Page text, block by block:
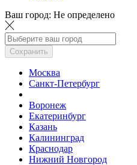
Ваш город: Не определено
Сохранить
Москва
Санкт-Петербург
Воронеж
Екатеринбург
Казань
Калининград
Краснодар
Нижний Новгород